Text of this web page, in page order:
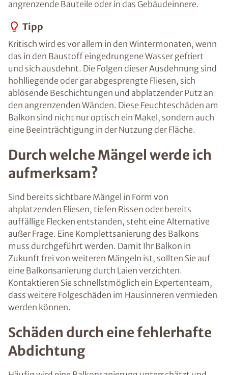
angrenzende Bauteile oder in das Gebäudeinnere.
Tipp
Kritisch wird es vor allem in den Wintermonaten, wenn
das in den Baustoff eingedrungene Wasser gefriert
und sich ausdehnt. Die Folgen dieser Ausdehnung sind
hohlliegende oder gar abgesprengte Fliesen, sich
ablösende Beschichtungen und abplatzender Putz an
den angrenzenden Wänden. Diese Feuchteschäden am
Balkon sind nicht nur optisch ein Makel, sondern auch
eine Beeinträchtigung in der Nutzung der Fläche.
Durch welche Mängel werde ich
aufmerksam?
Sind bereits sichtbare Mängel in Form von
abplatzenden Fliesen, tiefen Rissen oder bereits
auffällige Flecken entstanden, steht eine Alternative
außer Frage. Eine Komplettsanierung des Balkons
muss durchgeführt werden. Damit Ihr Balkon in
Zukunft frei von weiteren Mängeln ist, sollten Sie auf
eine Balkonsanierung durch Laien verzichten.
Kontaktieren Sie schnellstmöglich ein Expertenteam,
dass weitere Folgeschäden im Hausinneren vermieden
werden können.
Schäden durch eine fehlerhafte
Abdichtung